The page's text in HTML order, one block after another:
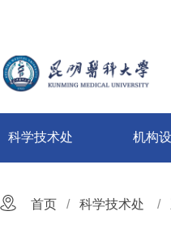
科学技术处 机构
首页 科学技术处